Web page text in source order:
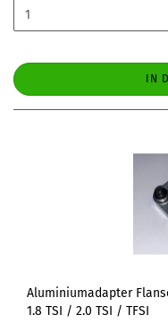
IN
Aluminiumadapter
1.8 TSI / 2.0 TSI / TFSI